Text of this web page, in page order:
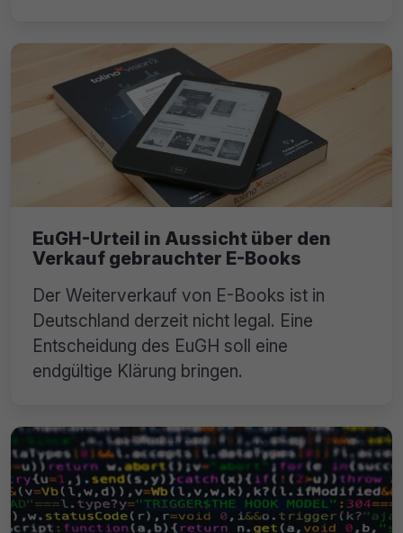
EuGH-Urteil in Aussicht über den
Verkauf gebrauchter E-Books
Der Weiterverkauf von E-Books ist in
Deutschland derzeit nicht legal. Eine
Entscheidung des EuGH soll eine
endgültige Klärung bringen.